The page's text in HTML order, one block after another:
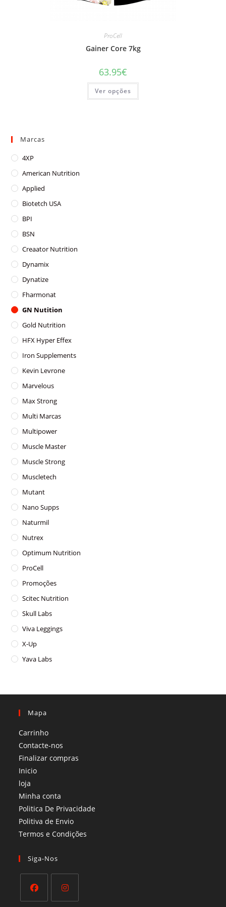
ProCell
Gainer Core 7kg
63.95€
Ver opções
This
has
Marcas
4XP
American Nutrition
Applied
Biotetch USA
BPI
BSN
Creaator Nutrition
Dynamix
Dynatize
Fharmonat
GN Nutition
Gold Nutrition
HFX Hyper Effex
Iron Supplements
Kevin Levrone
Marvelous
Max Strong
Multi Marcas
Multipower
Muscle Master
Muscle Strong
Muscletech
Mutant
Nano Supps
Naturmil
Nutrex
Optimum Nutrition
ProCell
Promoções
Scitec Nutrition
Skull Labs
Viva Leggings
X-Up
Yava Labs
Mapa
Carrinho
Contacte-nos
Finalizar compras
Inicio
loja
Minha conta
Politica De Privacidade
Politiva de Envio
Termos e Condições​
Siga-Nos